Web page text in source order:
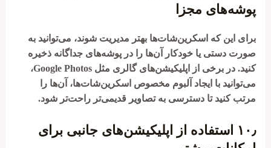
پوشه‌های مجزا
برای این که اسکرین‌شات‌ها بهتر مدیریت شوند، می‌توانید به
صورت دستی یا خودکار آن‌ها را در پوشه‌های جداگانه ذخیره
کنید. در برخی از اپلیکیشن‌های گالری مثل Google Photos،
می‌توانید با ایجاد آلبوم مخصوص اسکرین‌شات‌ها، آن‌ها را
مرتب کنید تا دسترسی به تصاویر قدیمی‌تر راحت‌تر شود.
۱۰٫ استفاده از اپلیکیشن‌های جانبی برای